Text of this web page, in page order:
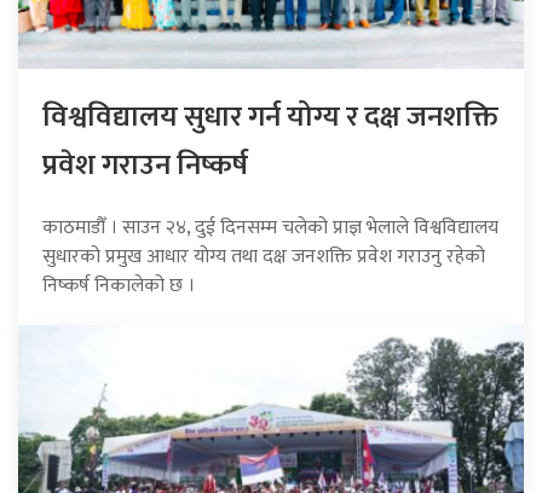
विश्वविद्यालय सुधार गर्न योग्य र दक्ष जनशक्ति
प्रवेश गराउन निष्कर्ष
काठमाडौँ । साउन २४, दुई दिनसम्म चलेको प्राज्ञ भेलाले विश्वविद्यालय
सुधारको प्रमुख आधार योग्य तथा दक्ष जनशक्ति प्रवेश गराउनु रहेको
निष्कर्ष निकालेको छ ।